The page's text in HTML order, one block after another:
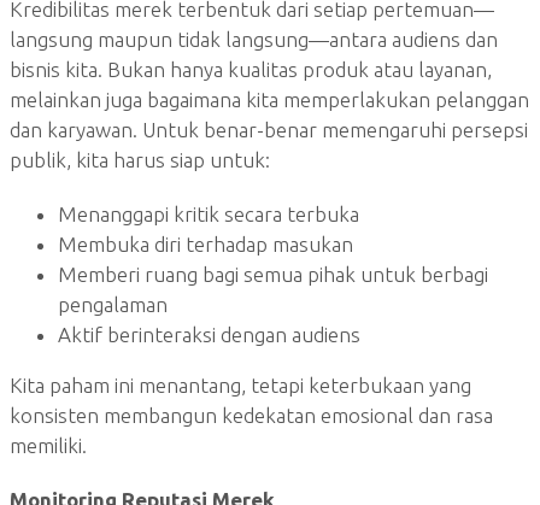
Kredibilitas merek terbentuk dari setiap pertemuan—
langsung maupun tidak langsung—antara audiens dan
bisnis kita. Bukan hanya kualitas produk atau layanan,
melainkan juga bagaimana kita memperlakukan pelanggan
dan karyawan. Untuk benar-benar memengaruhi persepsi
publik, kita harus siap untuk:
Menanggapi kritik secara terbuka
Membuka diri terhadap masukan
Memberi ruang bagi semua pihak untuk berbagi
pengalaman
Aktif berinteraksi dengan audiens
Kita paham ini menantang, tetapi keterbukaan yang
konsisten membangun kedekatan emosional dan rasa
memiliki.
Monitoring Reputasi Merek